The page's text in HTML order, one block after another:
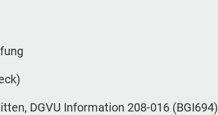
DGVU Information 208-016 (BGI694)